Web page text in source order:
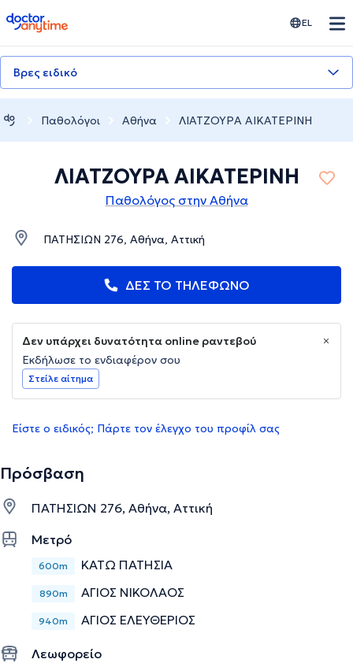
doctoranytime EL
Βρες ειδικό
Παθολόγοι Αθήνα ΛΙΑΤΖΟΥΡΑ ΑΙΚΑΤΕΡΙΝΗ
ΛΙΑΤΖΟΥΡΑ ΑΙΚΑΤΕΡΙΝΗ
Παθολόγος στην Αθήνα
ΠΑΤΗΣΙΩΝ 276, Αθήνα, Αττική
ΔΕΣ ΤΟ ΤΗΛΕΦΩΝΟ
Δεν υπάρχει δυνατότητα online ραντεβού
Εκδήλωσε το ενδιαφέρον σου
Στείλε αίτημα
Είστε ο ειδικός; Πάρτε τον έλεγχο του προφίλ σας
Πρόσβαση
ΠΑΤΗΣΙΩΝ 276, Αθήνα, Αττική
Μετρό
600m ΚΑΤΩ ΠΑΤΗΣΙΑ
890m ΑΓΙΟΣ ΝΙΚΟΛΑΟΣ
940m ΑΓΙΟΣ ΕΛΕΥΘΕΡΙΟΣ
Λεωφορείο